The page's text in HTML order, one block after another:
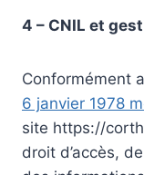
4 – CNIL et
Conformément
6 janvier 1978
site https://
droit d’accès,